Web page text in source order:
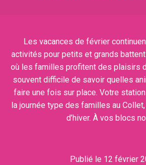
Les vacances de février
activités pour petits et grands battent
où les familles profitent des plaisirs
souvent difficile de savoir quelles
faire une fois sur place. Votre
la journée type des familles au
d’hiver. À vos blocs
Publié le 12 février